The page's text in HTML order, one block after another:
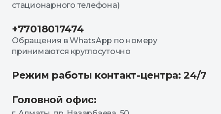
стационарного телефона)
+77018017474
Обращения в WhatsApp по номеру
принимаются круглосуточно
Режим работы контакт-центра: 24/7
Головной офис: